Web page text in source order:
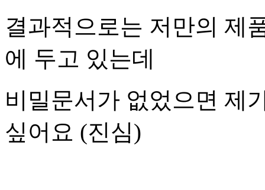
결과적으로는 저만의 제
에 두고 있는데
비밀문서가 없었으면 제
싶어요 (진심)